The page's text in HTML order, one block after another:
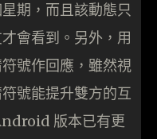
期，而且該動態只
會看到。另外，用
號作回應，雖然視
號能提升雙方的互
版本已有更